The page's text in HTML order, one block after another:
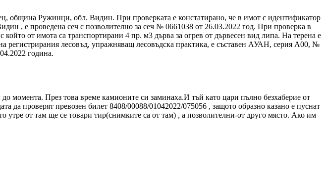
община Ружинци, обл. Видин. При проверката е констатирано, че в имот с идентификатор
, е проведена сеч с позволително за сеч № 0661038 от 26.03.2022 год. При проверка в
от имота са транспортирани 4 пр. м3 дърва за огрев от дървесен вид липа. На терена е
регистрирания лесовъд, упражняващ лесовъдска практика, е съставен АУАН, серия А00, №
година.
момента. През това време камионите си заминаха.И тъй като цари пълно безхаберие от
да проверят превозен билет 8408/00088/01042022/075056 , защото образно казано е пуснат
утре от там ще се товари тир(снимките са от там) , а позволителни-от друго място. Ако им